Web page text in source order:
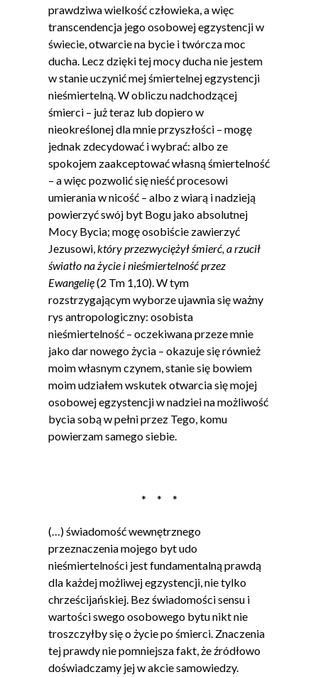
prawdziwa wielkość człowieka, a więc
transcendencja jego osobowej egzystencji w
świecie, otwarcie na bycie i twórcza moc
ducha. Lecz dzięki tej mocy ducha nie jestem
w stanie uczynić mej śmiertelnej egzystencji
nieśmiertelną. W obliczu nadchodzącej
śmierci – już teraz lub dopiero w
nieokreślonej dla mnie przyszłości – mogę
jednak zdecydować i wybrać: albo ze
spokojem zaakceptować własną śmiertelność
– a więc pozwolić się nieść procesowi
umierania w nicość – albo z wiarą i nadzieją
powierzyć swój byt Bogu jako absolutnej
Mocy Bycia; mogę osobiście zawierzyć
Jezusowi, który przezwyciężył śmierć, a rzucił
światło na życie i nieśmiertelność przez
Ewangelię(2 Tm 1,10). W tym
rozstrzygającym wyborze ujawnia się ważny
rys antropologiczny: osobista
nieśmiertelność – oczekiwana przeze mnie
jako dar nowego życia – okazuje się również
moim własnym czynem, stanie się bowiem
moim udziałem wskutek otwarcia się mojej
osobowej egzystencji w nadziei na możliwość
bycia sobą w pełni przez Tego, komu
powierzam samego siebie.
* * *
(…) świadomość wewnętrznego
przeznaczenia mojego byt udo
nieśmiertelności jest fundamentalną prawdą
dla każdej możliwej egzystencji, nie tylko
chrześcijańskiej. Bez świadomości sensu i
wartości swego osobowego bytu nikt nie
troszczyłby się o życie po śmierci. Znaczenia
tej prawdy nie pomniejsza fakt, że źródłowo
doświadczamy jej w akcie samowiedzy.